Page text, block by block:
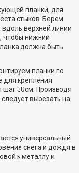
планки, для
стыков. Берем
вдоль верхней линии
чтобы нижний
должна быть
планки по
для крепления
шаг 30см. Производя
вырезать на
универсальный
снега и дождя в
к металлу и